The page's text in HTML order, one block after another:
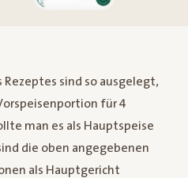
Rezeptes sind so ausgelegt,
für 4
man es als Hauptspeise
die oben angegebenen
als Hauptgericht